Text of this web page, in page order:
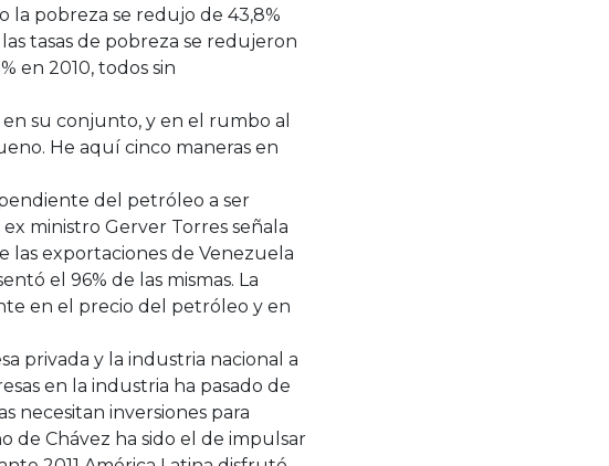
la pobreza se redujo de 43,8%
tasas de pobreza se redujeron
en 2010, todos sin
su conjunto, y en el rumbo al
He aquí cinco maneras en
del petróleo a ser
ministro Gerver Torres señala
las exportaciones de Venezuela
el 96% de las mismas. La
en el precio del petróleo y en
privada y la industria nacional a
en la industria ha pasado de
necesitan inversiones para
de Chávez ha sido el de impulsar